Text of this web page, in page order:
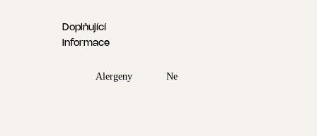
Doplňující
informace
Alergeny Ne